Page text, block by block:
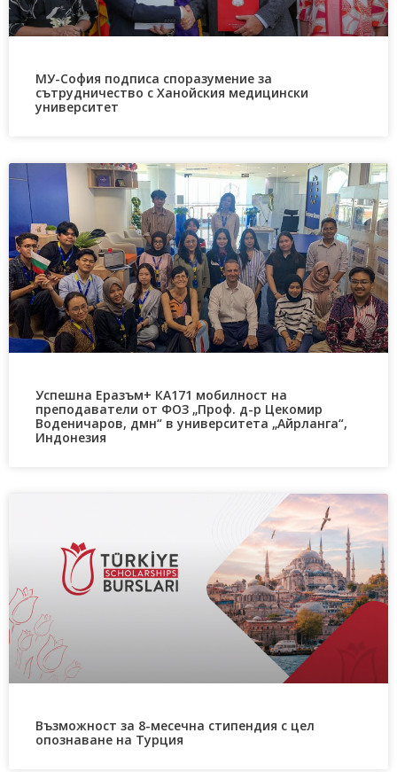
МУ-София подписа споразумение за
сътрудничество с Ханойския медицински
университет
Успешна Еразъм+ КА171 мобилност на
преподаватели от ФОЗ „Проф. д-р Цекомир
Воденичаров, дмн“ в университета „Айрланга“,
Индонезия
Възможност за 8-месечна стипендия с цел
опознаване на Турция